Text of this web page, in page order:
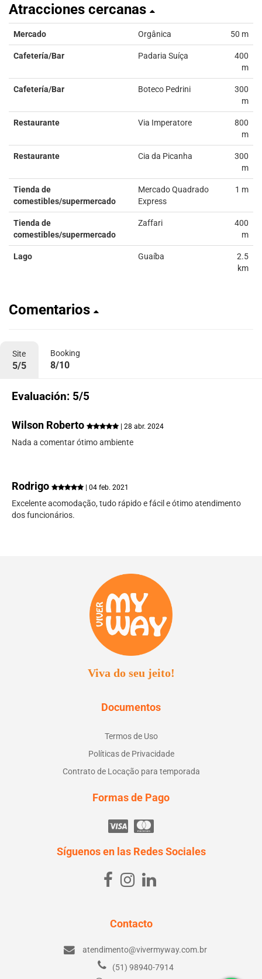
Atracciones cercanas
Mercado Orgânica 50 m
Cafetería/Bar Padaria Suíça
400
m
Cafetería/Bar Boteco Pedrini
300
m
Restaurante Via Imperatore
800
m
Restaurante Cia da Picanha
300
m
Tienda de
comestibles/supermercado
Mercado Quadrado
Express
1 m
Tienda de
comestibles/supermercado
Zaffari
400
m
Lago Guaíba
2.5
km
Comentarios
Site
5/5
Booking
8/10
Evaluación: 5/5
Wilson Roberto | 28 abr. 2024
Nada a comentar ótimo ambiente
Rodrigo | 04 feb. 2021
Excelente acomodação, tudo rápido e fácil e ótimo atendimento
dos funcionários.
Viva do seu jeito!
Documentos
Termos de Uso
Políticas de Privacidade
Contrato de Locação para temporada
Formas de Pago
Síguenos en las Redes Sociales
Contacto
atendimento@vivermyway.com.br
(51) 98940-7914